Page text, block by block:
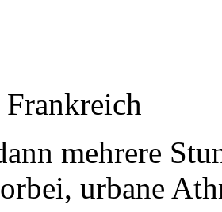
mehrere
urbane